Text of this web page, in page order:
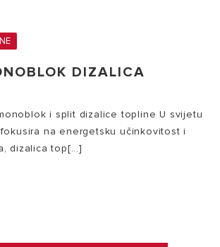
DIZALICA
i split dizalice topline U svijetu
na energetsku učinkovitost i
dizalica top[...]